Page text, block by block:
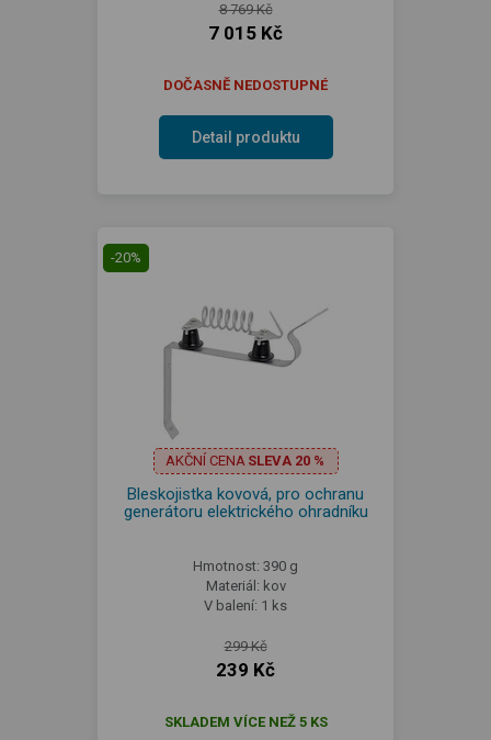
8 769 Kč
7 015 Kč
DOČASNĚ NEDOSTUPNÉ
Detail produktu
-20%
AKČNÍ CENA SLEVA 20 %
Bleskojistka kovová, pro ochranu
generátoru elektrického ohradníku
Hmotnost: 390 g
Materiál: kov
V balení: 1 ks
299 Kč
239 Kč
SKLADEM VÍCE NEŽ 5 KS